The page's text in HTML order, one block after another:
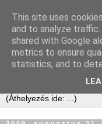
Kis Ervin
Elektronikus
laikusoknak,
This site uses
and to analyze traffic.
shared with Google
metrics to ensure
statistics, and to